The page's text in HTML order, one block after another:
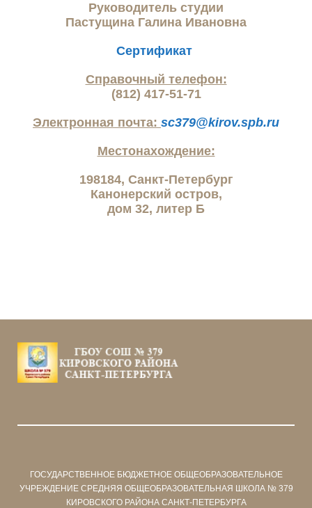
Руководитель студии
Пастущина Галина Ивановна
Сертификат
Справочный телефон:
(812) 417-51-71
Электронная почта: sc379@kirov.spb.ru
Местонахождение:
198184, Санкт-Петербург
Канонерский остров,
дом 32, литер Б
ГОСУДАРСТВЕННОЕ БЮДЖЕТНОЕ ОБЩЕОБРАЗОВАТЕЛЬНОЕ
УЧРЕЖДЕНИЕ СРЕДНЯЯ ОБЩЕОБРАЗОВАТЕЛЬНАЯ ШКОЛА № 379
КИРОВСКОГО РАЙОНА САНКТ-ПЕТЕРБУРГА